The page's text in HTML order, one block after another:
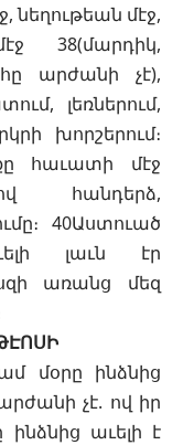
նեղութեան մէջ,
38(մարդիկ,
արժանի չէ),
լեռներում,
խորշերում։
հաւատի մէջ
հանդերձ,
40Աստուած
լաւն էր
առանց մեզ
մօրը ինձնից
չէ. ով իր
աւելի է